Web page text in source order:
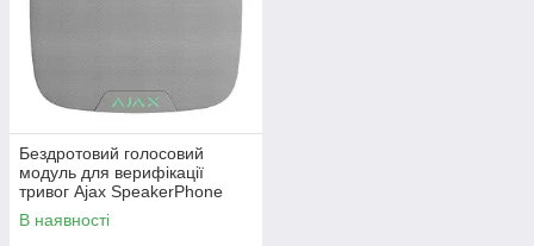
Бездротовий голосовий
модуль для верифікації
тривог Ajax SpeakerPhone
Jeweller White
В наявності